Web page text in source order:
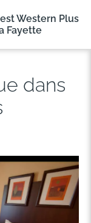
Western Plus
Fayette
dans